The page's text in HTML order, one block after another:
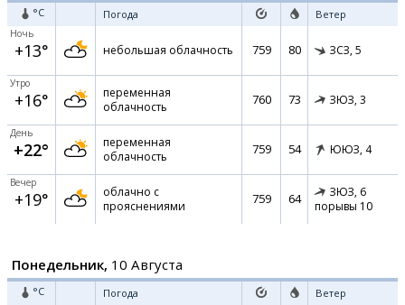
°C Погода Ветер
Ночь
+13° небольшая облачность 759 80 ЗСЗ, 5
Утро
+16°
переменная
облачность
760 73 ЗЮЗ, 3
День
+22°
переменная
облачность
759 54 ЮЮЗ, 4
Вечер
+19°
облачно с
прояснениями
759 64 ЗЮЗ, 6
порывы 10
Понедельник, 10 Августа
°C Погода Ветер